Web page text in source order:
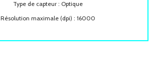
Type de capteur : Optique
Résolution maximale (dpi) : 16000